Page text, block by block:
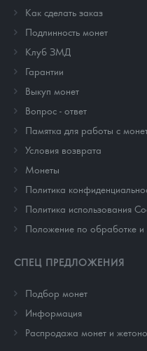
Как сделать заказ
Подлинность монет
Клуб ЗМД
Гарантии
Выкуп монет
Вопрос - ответ
Памятка для работы с
Условия возврата
Монеты
Политика
Политика использования
Положение по обработке
СПЕЦ ПРЕДЛОЖЕНИЯ
Подбор монет
Информация
Распродажа монет и